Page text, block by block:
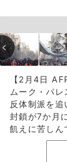
【2月4日
ムーク・パ
反体制派を
封鎖が7か月
飢えに苦しん